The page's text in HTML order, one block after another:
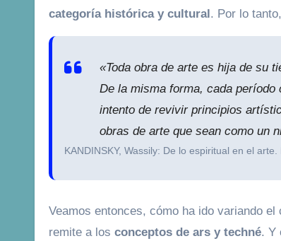
categoría histórica y cultural. Por lo
«Toda obra de arte es hija de su
De la misma forma, cada
intento de revivir principios
obras de arte que sean como un
KANDINSKY, Wassily: De lo espiritual en el arte.
Veamos entonces, cómo ha ido variando el
remite a los conceptos de ars y techné. Y